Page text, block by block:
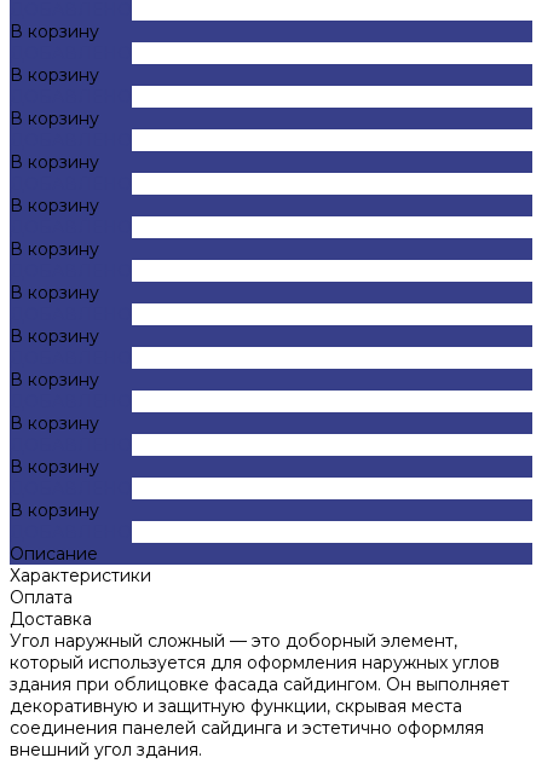
В корзину
В корзину
В корзину
В корзину
В корзину
В корзину
В корзину
В корзину
В корзину
В корзину
В корзину
В корзину
Описание
Характеристики
Оплата
Доставка
Угол наружный сложный — это доборный элемент,
который используется для оформления наружных углов
здания при облицовке фасада сайдингом. Он выполняет
декоративную и защитную функции, скрывая места
соединения панелей сайдинга и эстетично оформляя
внешний угол здания.